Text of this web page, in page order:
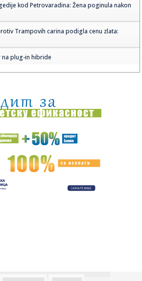
kod Petrovaradina: Žena poginula nakon
Trampovih carina podigla cenu zlata:
na plug-in hibride
noćima: Proverena metoda za san za 120
opravdanja za blamažu: Naš roster nije
i Mitsubishi i dalje pregovaraju o saradnji
Odbegla svinja zavela red po ulici –